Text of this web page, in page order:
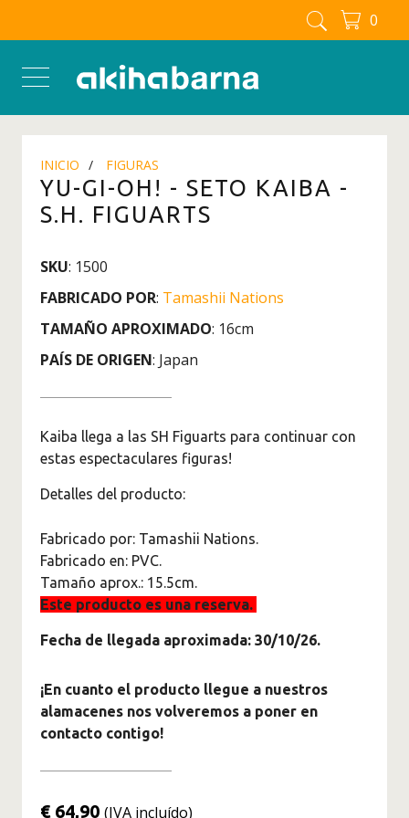
Figuras
Figuras Blue Lock
Figuras Boku No Hero - My
Hero Academia
Figuras Chainsaw man
Figuras Dandadan
Figuras Detective Conan
Figuras Dragon Ball
Figuras Full Metal Alchemist
Superhéroes
Figuras Jujutsu Kaisen
Figuras Kimetsu No Yaiba -
Figuras Monster Hunter
Figuras Naruto
Originales
Colección
Figuras Solo Leveling
0
INICIO FIGURAS
YU-GI-OH! - SETO KAIBA -
S.H. FIGUARTS
SKU: 1500
FABRICADO POR: Tamashii Nations
TAMAÑO APROXIMADO: 16cm
PAÍS DE ORIGEN: Japan
Kaiba llega a las SH Figuarts para continuar con
estas espectaculares figuras!
Detalles del producto:
Fabricado por: Tamashii Nations.
Fabricado en: PVC.
Tamaño aprox.: 15.5cm.
Este producto es una reserva.
Fecha de llegada aproximada: 30/10/26.
¡En cuanto el producto llegue a nuestros
alamacenes nos volveremos a poner en
contacto contigo!
€ 64,90 (IVA incluído)